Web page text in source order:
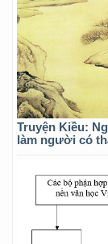
Truyện Kiều:
làm người có